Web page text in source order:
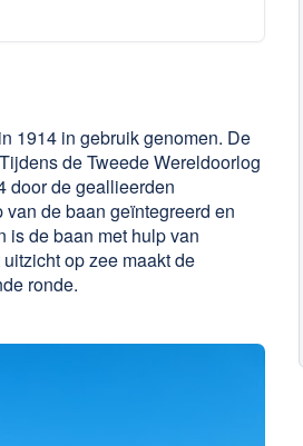
1914 in gebruik genomen. De
de Tweede Wereldoorlog
door de geallieerden
de baan geïntegreerd en
is de baan met hulp van
op zee maakt de
ronde.